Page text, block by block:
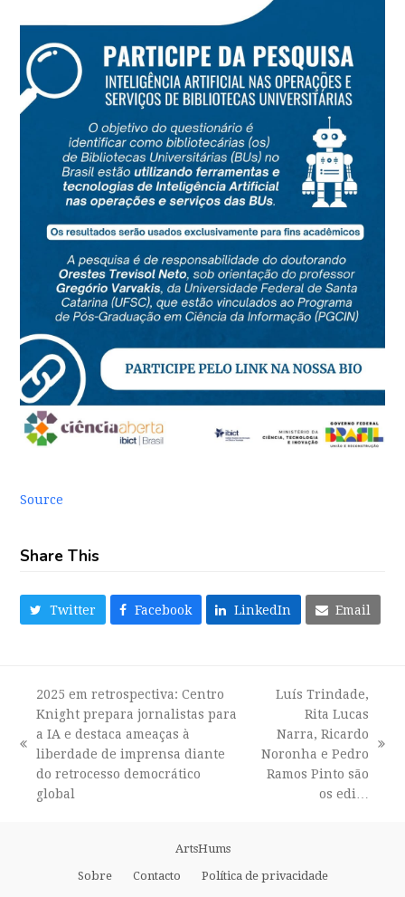
Source
Share This
Twitter Facebook LinkedIn Email
previous
post:
2025 em retrospectiva: Centro
Knight prepara jornalistas para
a IA e destaca ameaças à
liberdade de imprensa diante
do retrocesso democrático
global
next
post:
Luís Trindade,
Rita Lucas
Narra, Ricardo
Noronha e Pedro
Ramos Pinto são
os edi…
ArtsHums
Sobre
Contacto Política de privacidade